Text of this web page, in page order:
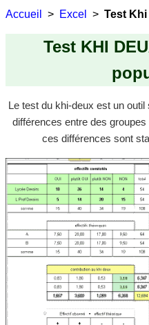
Accueil Excel Test
Test KHI
Le test du khi-deux est un
différences entre des
ces différences sont